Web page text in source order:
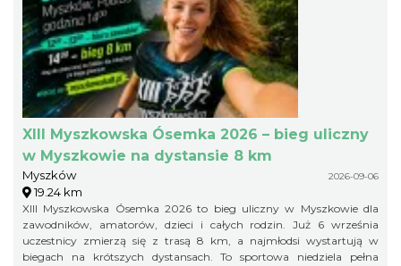
XIII Myszkowska Ósemka 2026 – bieg uliczny
w Myszkowie na dystansie 8 km
Myszków 2026-09-06
19.24 km
XIII Myszkowska Ósemka 2026 to bieg uliczny w Myszkowie dla
zawodników, amatorów, dzieci i całych rodzin. Już 6 września
uczestnicy zmierzą się z trasą 8 km, a najmłodsi wystartują w
biegach na krótszych dystansach. To sportowa niedziela pełna